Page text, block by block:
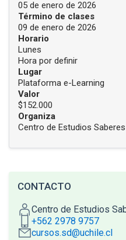
05 de enero de 2026
Término de clases
09 de enero de 2026
Horario
Lunes
Hora por definir
Lugar
Plataforma e-Learning
Valor
$152.000
Organiza
Centro de Estudios
CONTACTO
Centro de Estudios
+562 2978 9757
cursos.sd@uchile.cl